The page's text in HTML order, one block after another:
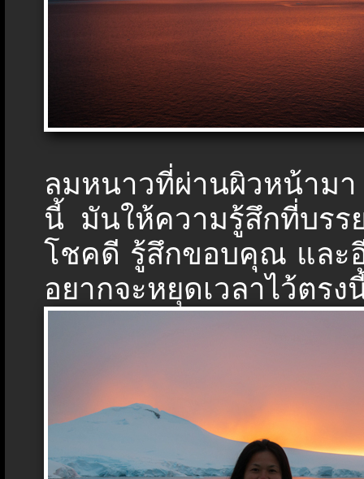
ลมหนาวที่ผ่านผิวหน้าม
นี้ มันให้ความรู้สึกที่บร
โชคดี รู้สึกขอบคุณ และ
อยากจะหยุดเวลาไว้ตร